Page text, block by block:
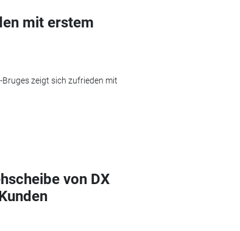
mit erstem
zeigt sich zufrieden mit
von DX